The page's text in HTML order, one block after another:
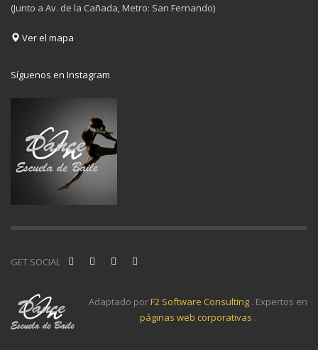
(Junto a Av. de la Cañada, Metro: San Fernando)
Ver el mapa
Síguenos en Instagram
GET SOCIAL
Adaptado porF2 Software Consulting . Expertos en
páginas web corporativas .